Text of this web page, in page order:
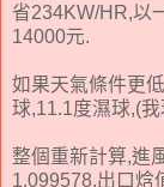
省234KW/HR,以
14000元.
如果天氣條件更
球,11.1度濕球,(
整個重新計算,進
1.099578.出口焓